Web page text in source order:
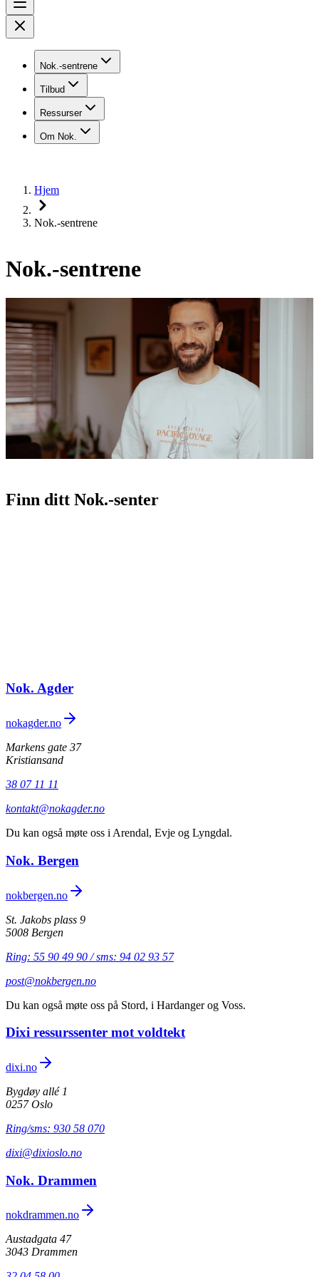
Nok.-sentrene
Tilbud
Ressurser
Om Nok.
Hjem
Nok.-sentrene
Nok.-sentrene
Nok-sentrene er et gratis hjelpetilbud til utsatte for seksuelle
overgrep og voldtekt, og til deres pårørende. Kontakt ditt nærmeste
senter for timeavtale.
Tilbud tilutsatte Tilbud tilpårørende
Tilbud til fag­personer og
kommuner
Vanlige spørsmål og
med overgrepsmottak. Se oversikt
her
Finn ditt Nok.-senter
Nok. Agder
nokagder.no
Markens gate 37
Kristiansand
38 07 11 11
kontakt@nokagder.no
Du kan også møte oss i Arendal, Evje og Lyngdal.
Nok. Bergen
nokbergen.no
St. Jakobs plass 9
5008 Bergen
Ring: 55 90 49 90 / sms: 94 02 93 57
post@nokbergen.no
Du kan også møte oss på Stord, i Hardanger og Voss.
Dixi ressurssenter mot voldtekt
dixi.no
Bygdøy allé 1
0257 Oslo
Ring/sms: 930 58 070
dixi@dixioslo.no
Nok. Drammen
nokdrammen.no
Austadgata 47
3043 Drammen